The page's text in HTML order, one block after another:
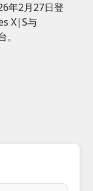
年2月27日登
X|S与